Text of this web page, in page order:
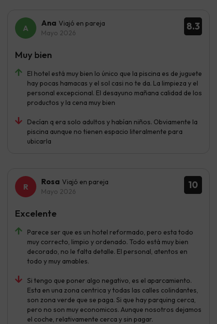
8.3
Ana Viajó en pareja
Mayo 2026
El hotel está muy bien lo único que la piscina es de juguete
hay pocas hamacas y el sol casi no te da. La limpieza y el
personal excepcional. El desayuno mañana calidad de los
productos y la cena muy bien
Decían q era solo adultos y habían niños. Obviamente la
piscina aunque no tienen espacio literalmente para
ubicarla
Muy bien
10
Rosa Viajó en pareja
Mayo 2026
Parece ser que es un hotel reformado, pero esta todo
muy correcto, limpio y ordenado. Todo está muy bien
decorado, no le falta detalle. El personal, atentos en
todo y muy amables.
Si tengo que poner algo negativo, es el aparcamiento.
Esta en una zona centrica y todas las calles colindantes,
son zona verde que se paga. Si que hay parquing cerca,
pero no son muy economicos. Aunque nosotros dejamos
el coche, relativamente cerca y sin pagar.
Excelente